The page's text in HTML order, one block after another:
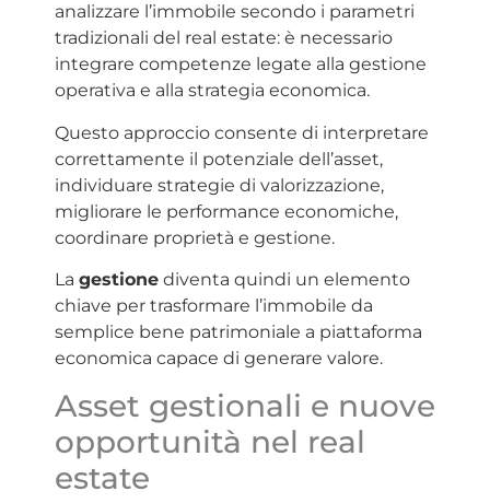
analizzare l’immobile secondo i parametri
tradizionali del real estate: è necessario
integrare competenze legate alla gestione
operativa e alla strategia economica.
Questo approccio consente di interpretare
correttamente il potenziale dell’asset,
individuare strategie di valorizzazione,
migliorare le performance economiche,
coordinare proprietà e gestione.
La gestione diventa quindi un elemento
chiave per trasformare l’immobile da
semplice bene patrimoniale a piattaforma
economica capace di generare valore.
Asset gestionali e nuove
opportunità nel real
estate